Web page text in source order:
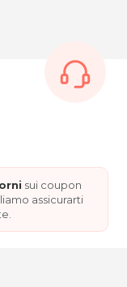
Estetico
modalità di
sui coupon
assicurarti